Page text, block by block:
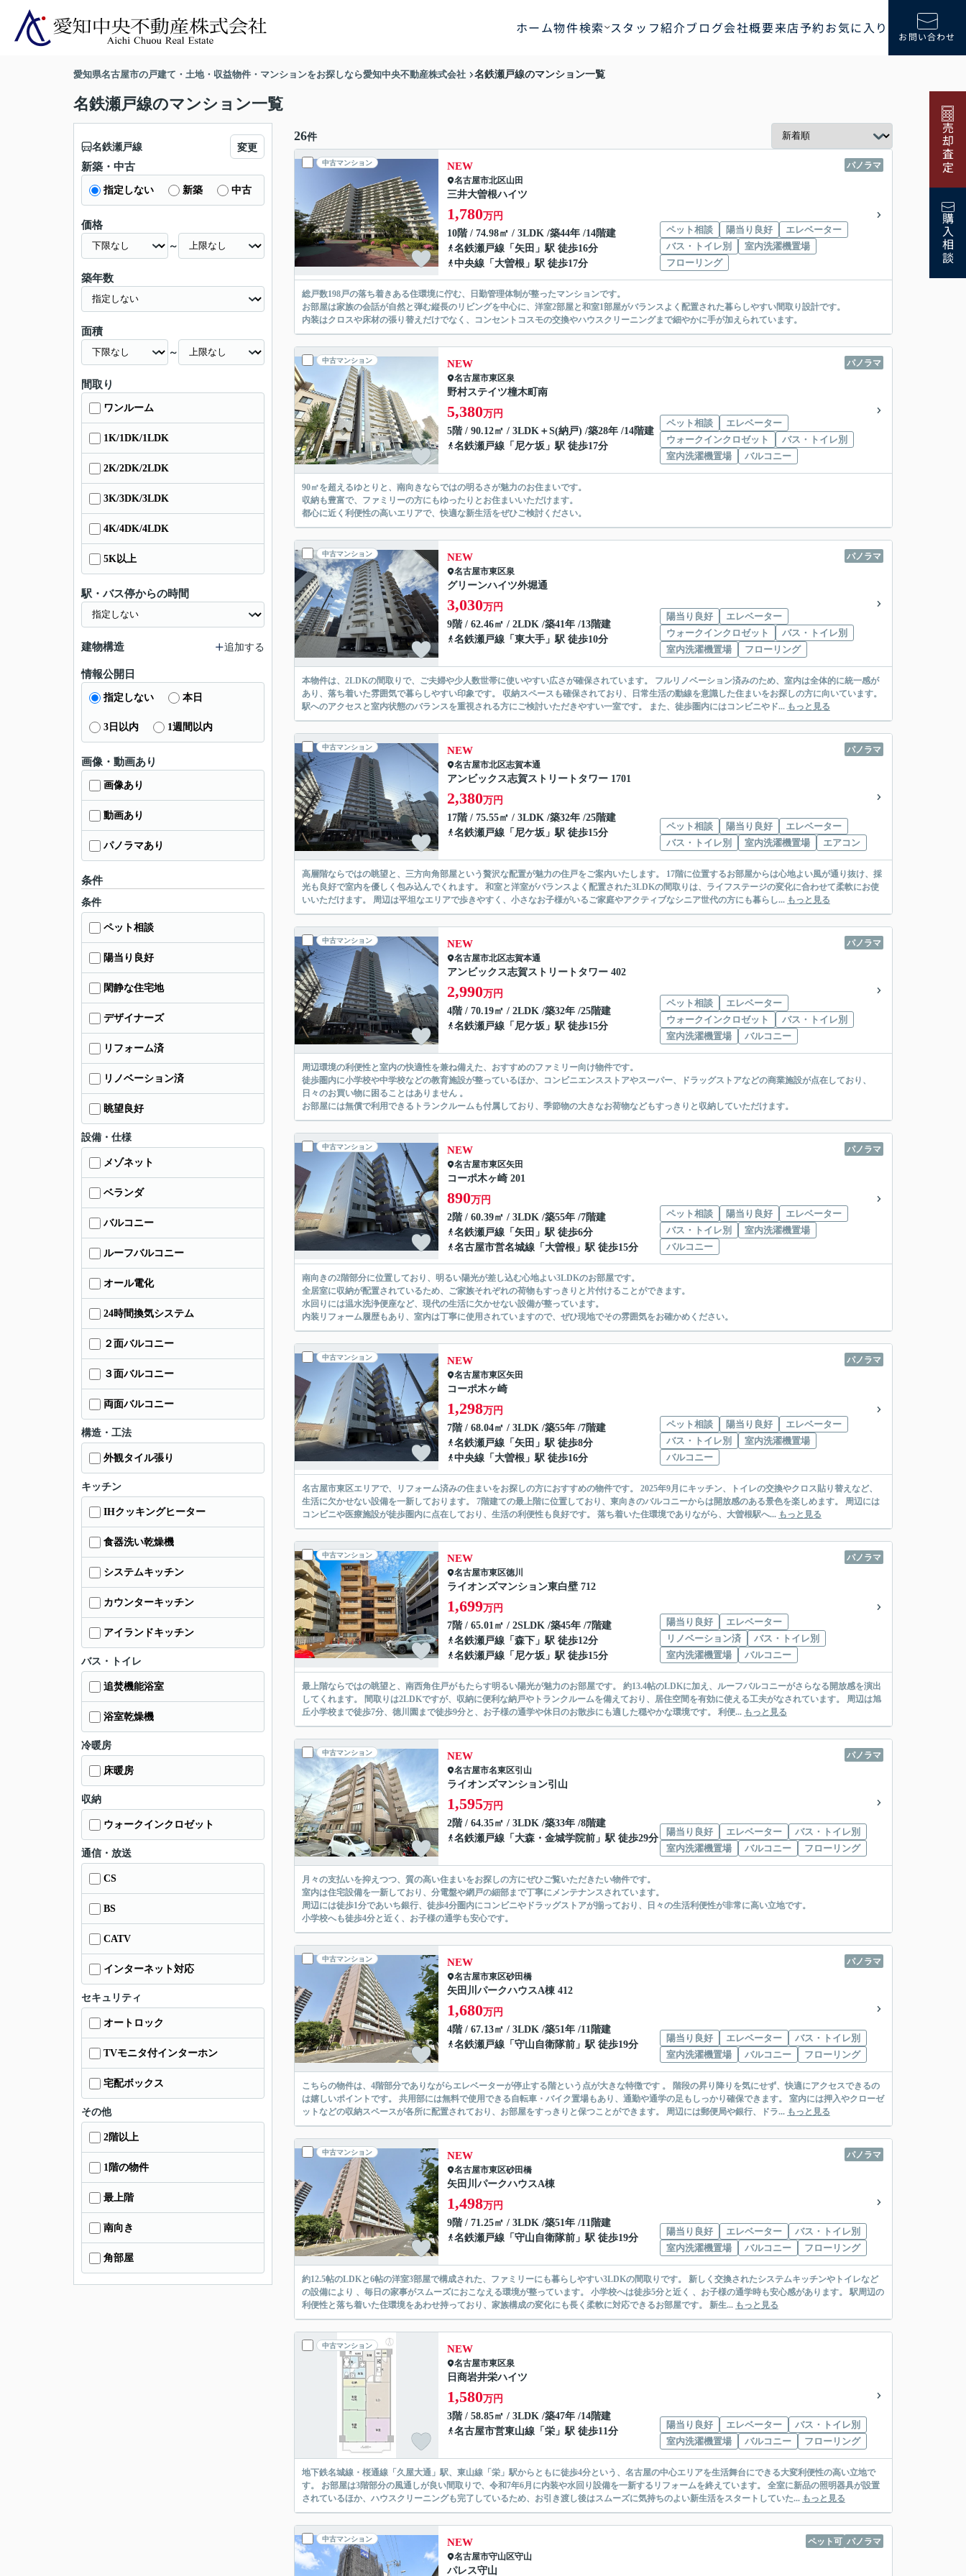
ホーム物件検索 スタッフ紹介ブログ会社概要来店予約お気に入り お問い合わせ
売却査定
購入相談
愛知県名古屋市の戸建て・土地・収益物件・マンションをお探しなら愛知中央不動産株式会社 名鉄瀬戸線のマンション一覧
名鉄瀬戸線のマンション一覧
26件
中古マンション パノラマ
NEW
名古屋市北区山田
三井大曽根ハイツ
1,780万円
10階 / 74.98㎡ / 3LDK /築44年 /14階建
名鉄瀬戸線 「 矢田 」駅 徒歩16分
中央線 「 大曽根 」駅 徒歩17分
ペット相談 陽当り良好
エレベーター
バス・トイレ別
室内洗濯機置場
フローリング
総戸数198戸の落ち着きある住環境に佇む、日勤管理体制が整ったマンションです。
お部屋は家族の会話が自然と弾む縦長のリビングを中心に、洋室2部屋と和室1部屋がバランスよく配置された暮らしやすい間取り設計です。
内装はクロスや床材の張り替えだけでなく、コンセントコスモの交換やハウスクリーニングまで細やかに手が加えられています。
中古マンション パノラマ
NEW
名古屋市東区泉
野村ステイツ橦木町南
5,380万円
5階 / 90.12㎡ / 3LDK＋S(納戸) /築28年 /14階建
名鉄瀬戸線 「 尼ケ坂 」駅 徒歩17分
ペット相談
エレベーター
ウォークインクロゼット
バス・トイレ別
室内洗濯機置場
バルコニー
90㎡を超えるゆとりと、南向きならではの明るさが魅力のお住まいです。
収納も豊富で、ファミリーの方にもゆったりとお住まいいただけます。
都心に近く利便性の高いエリアで、快適な新生活をぜひご検討ください。
中古マンション パノラマ
NEW
名古屋市東区泉
グリーンハイツ外堀通
3,030万円
9階 / 62.46㎡ / 2LDK /築41年 /13階建
名鉄瀬戸線 「 東大手 」駅 徒歩10分
陽当り良好
エレベーター
ウォークインクロゼット
バス・トイレ別
室内洗濯機置場
フローリング
本物件は、2LDKの間取りで、ご夫婦や少人数世帯に使いやすい広さが確保されています。 フルリノベーション済みのため、室内は全体的に統一感が
あり、落ち着いた雰囲気で暮らしやすい印象です。 収納スペースも確保されており、日常生活の動線を意識した住まいをお探しの方に向いています。
駅へのアクセスと室内状態のバランスを重視される方にご検討いただきやすい一室です。 また、徒歩圏内にはコンビニやド... もっと見る
中古マンション パノラマ
NEW
名古屋市北区志賀本通
アンビックス志賀ストリートタワー 1701
2,380万円
17階 / 75.55㎡ / 3LDK /築32年 /25階建
名鉄瀬戸線 「 尼ケ坂 」駅 徒歩15分
ペット相談 陽当り良好
エレベーター
バス・トイレ別
室内洗濯機置場 エアコン
高層階ならではの眺望と、三方向角部屋という贅沢な配置が魅力の住戸をご案内いたします。 17階に位置するお部屋からは心地よい風が通り抜け、採
光も良好で室内を優しく包み込んでくれます。 和室と洋室がバランスよく配置された3LDKの間取りは、ライフステージの変化に合わせて柔軟にお使
いいただけます。 周辺は平坦なエリアで歩きやすく、小さなお子様がいるご家庭やアクティブなシニア世代の方にも暮らし... もっと見る
中古マンション パノラマ
NEW
名古屋市北区志賀本通
アンビックス志賀ストリートタワー 402
2,990万円
4階 / 70.19㎡ / 2LDK /築32年 /25階建
名鉄瀬戸線 「 尼ケ坂 」駅 徒歩15分
ペット相談
エレベーター
ウォークインクロゼット
バス・トイレ別
室内洗濯機置場
バルコニー
周辺環境の利便性と室内の快適性を兼ね備えた、おすすめのファミリー向け物件です。
徒歩圏内に小学校や中学校などの教育施設が整っているほか、コンビニエンスストアやスーパー、ドラッグストアなどの商業施設が点在しており、
日々のお買い物に困ることはありません 。
お部屋には無償で利用できるトランクルームも付属しており、季節物の大きなお荷物などもすっきりと収納していただけます。
中古マンション パノラマ
NEW
名古屋市東区矢田
コーポ木ヶ崎 201
890万円
2階 / 60.39㎡ / 3LDK /築55年 /7階建
名鉄瀬戸線 「 矢田 」駅 徒歩6分
名古屋市営名城線 「 大曽根 」駅 徒歩15分
ペット相談 陽当り良好
エレベーター
バス・トイレ別
室内洗濯機置場
バルコニー
南向きの2階部分に位置しており、明るい陽光が差し込む心地よい3LDKのお部屋です。
全居室に収納が配置されているため、ご家族それぞれの荷物もすっきりと片付けることができます。
水回りには温水洗浄便座など、現代の生活に欠かせない設備が整っています。
内装リフォーム履歴もあり、室内は丁寧に使用されていますので、ぜひ現地でその雰囲気をお確かめください。
中古マンション パノラマ
NEW
名古屋市東区矢田
コーポ木ヶ崎
1,298万円
7階 / 68.04㎡ / 3LDK /築55年 /7階建
名鉄瀬戸線 「 矢田 」駅 徒歩8分
中央線 「 大曽根 」駅 徒歩16分
ペット相談 陽当り良好
エレベーター
バス・トイレ別
室内洗濯機置場
バルコニー
名古屋市東区エリアで、リフォーム済みの住まいをお探しの方におすすめの物件です。 2025年9月にキッチン、トイレの交換やクロス貼り替えなど、
生活に欠かせない設備を一新しております。 7階建ての最上階に位置しており、東向きのバルコニーからは開放感のある景色を楽しめます。 周辺には
コンビニや医療施設が徒歩圏内に点在しており、生活の利便性も良好です。 落ち着いた住環境でありながら、大曽根駅へ... もっと見る
中古マンション パノラマ
NEW
名古屋市東区徳川
ライオンズマンション東白壁 712
1,699万円
7階 / 65.01㎡ / 2SLDK /築45年 /7階建
名鉄瀬戸線 「 森下 」駅 徒歩12分
名鉄瀬戸線 「 尼ケ坂 」駅 徒歩15分
陽当り良好
エレベーター
リノベーション済
バス・トイレ別
室内洗濯機置場
バルコニー
最上階ならではの眺望と、南西角住戸がもたらす明るい陽光が魅力のお部屋です。 約13.4帖のLDKに加え、ルーフバルコニーがさらなる開放感を演出
してくれます。 間取りは2LDKですが、収納に便利な納戸やトランクルームを備えており、居住空間を有効に使える工夫がなされています。 周辺は旭
丘小学校まで徒歩7分、徳川園まで徒歩9分と、お子様の通学や休日のお散歩にも適した穏やかな環境です。 利便... もっと見る
中古マンション パノラマ
NEW
名古屋市名東区引山
ライオンズマンション引山
1,595万円
2階 / 64.35㎡ / 3LDK /築33年 /8階建
名鉄瀬戸線 「 大森・金城学院前 」駅 徒歩29分
陽当り良好 エレベーター
バス・トイレ別
室内洗濯機置場
バルコニー フローリング
月々の支払いを抑えつつ、質の高い住まいをお探しの方にぜひご覧いただきたい物件です。
室内は住宅設備を一新しており、分電盤や網戸の細部まで丁寧にメンテナンスされています。
周辺には徒歩1分であいち銀行、徒歩4分圏内にコンビニやドラッグストアが揃っており、日々の生活利便性が非常に高い立地です。
小学校へも徒歩4分と近く、お子様の通学も安心です。
中古マンション パノラマ
NEW
名古屋市東区砂田橋
矢田川パークハウスA棟 412
1,680万円
4階 / 67.13㎡ / 3LDK /築51年 /11階建
名鉄瀬戸線 「 守山自衛隊前 」駅 徒歩19分
陽当り良好 エレベーター
バス・トイレ別
室内洗濯機置場
バルコニー フローリング
こちらの物件は、4階部分でありながらエレベーターが停止する階という点が大きな特徴です 。 階段の昇り降りを気にせず、快適にアクセスできるの
は嬉しいポイントです。 共用部には無料で使用できる自転車・バイク置場もあり、通勤や通学の足もしっかり確保できます。 室内には押入やクローゼ
ットなどの収納スペースが各所に配置されており、お部屋をすっきりと保つことができます。 周辺には郵便局や銀行、ドラ... もっと見る
中古マンション パノラマ
NEW
名古屋市東区砂田橋
矢田川パークハウスA棟
1,498万円
9階 / 71.25㎡ / 3LDK /築51年 /11階建
名鉄瀬戸線 「 守山自衛隊前 」駅 徒歩19分
陽当り良好 エレベーター
バス・トイレ別
室内洗濯機置場
バルコニー フローリング
約12.5帖のLDKと6帖の洋室3部屋で構成された、ファミリーにも暮らしやすい3LDKの間取りです。 新しく交換されたシステムキッチンやトイレなど
の設備により 、毎日の家事がスムーズにおこなえる環境が整っています。 小学校へは徒歩5分と近く 、お子様の通学時も安心感があります。 駅周辺の
利便性と落ち着いた住環境をあわせ持っており、家族構成の変化にも長く柔軟に対応できるお部屋です。 新生... もっと見る
中古マンション NEW
名古屋市東区泉
日商岩井栄ハイツ
1,580万円
3階 / 58.85㎡ / 3LDK /築47年 /14階建
名古屋市営東山線 「 栄 」駅 徒歩11分
陽当り良好 エレベーター
バス・トイレ別
室内洗濯機置場
バルコニー フローリング
地下鉄名城線・桜通線「久屋大通」駅、東山線「栄」駅からともに徒歩4分という、名古屋の中心エリアを生活舞台にできる大変利便性の高い立地で
す。 お部屋は3階部分の風通しが良い間取りで、令和7年6月に内装や水回り設備を一新するリフォームを終えています。 全室に新品の照明器具が設置
されているほか、ハウスクリーニングも完了しているため、お引き渡し後はスムーズに気持ちのよい新生活をスタートしていた... もっと見る
中古マンション ペット可 パノラマ
NEW
名古屋市守山区守山
パレス守山
名鉄瀬戸線 変更
新築・中古
指定しない 新築 中古
価格
～
築年数
面積
～
間取り
ワンルーム
1K/1DK/1LDK
2K/2DK/2LDK
3K/3DK/3LDK
4K/4DK/4LDK
5K以上
駅・バス停からの時間
建物構造 追加する
情報公開日
指定しない 本日
3日以内 1週間以内
画像・動画あり
画像あり
動画あり
パノラマあり
条件
条件
ペット相談
陽当り良好
閑静な住宅地
デザイナーズ
リフォーム済
リノベーション済
眺望良好
設備・仕様
メゾネット
ベランダ
バルコニー
ルーフバルコニー
オール電化
24時間換気システム
２面バルコニー
３面バルコニー
両面バルコニー
構造・工法
外観タイル張り
キッチン
IHクッキングヒーター
食器洗い乾燥機
システムキッチン
カウンターキッチン
アイランドキッチン
バス・トイレ
追焚機能浴室
浴室乾燥機
冷暖房
床暖房
収納
ウォークインクロゼット
通信・放送
CS
BS
CATV
インターネット対応
セキュリティ
オートロック
TVモニタ付インターホン
宅配ボックス
その他
2階以上
1階の物件
最上階
南向き
角部屋